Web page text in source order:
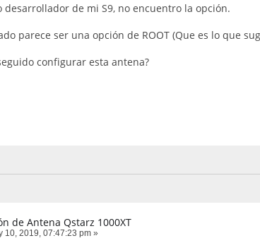
de mi S9, no encuentro la opción.
parece ser una opción de ROOT (Que es lo que
configurar esta antena?
de Antena Qstarz 1000XT
10, 2019, 07:47:23 pm »